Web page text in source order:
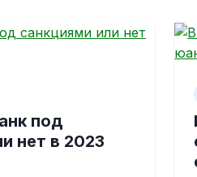
под
нет в 2023